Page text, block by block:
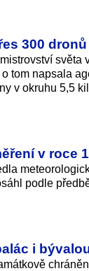
300 dronů
světa
tom napsala
v okruhu 5,5
v roce
podle
i